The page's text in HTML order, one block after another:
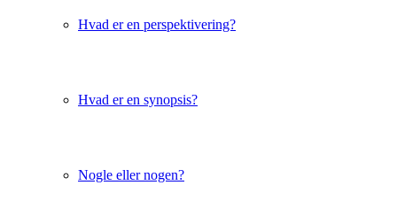
Hvad er en perspektivering?
Hvad er en synopsis?
Nogle eller nogen?